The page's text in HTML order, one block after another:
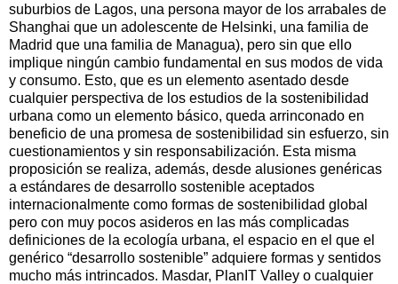
suburbios de Lagos, una persona mayor de los arrabales de
Shanghai que un adolescente de Helsinki, una familia de
Madrid que una familia de Managua), pero sin que ello
implique ningún cambio fundamental en sus modos de vida
y consumo. Esto, que es un elemento asentado desde
cualquier perspectiva de los estudios de la sostenibilidad
urbana como un elemento básico, queda arrinconado en
beneficio de una promesa de sostenibilidad sin esfuerzo, sin
cuestionamientos y sin responsabilización. Esta misma
proposición se realiza, además, desde alusiones genéricas
a estándares de desarrollo sostenible aceptados
internacionalmente como formas de sostenibilidad global
pero con muy pocos asideros en las más complicadas
definiciones de la ecología urbana, el espacio en el que el
genérico “desarrollo sostenible” adquiere formas y sentidos
mucho más intrincados. Masdar, PlanIT Valley o cualquier